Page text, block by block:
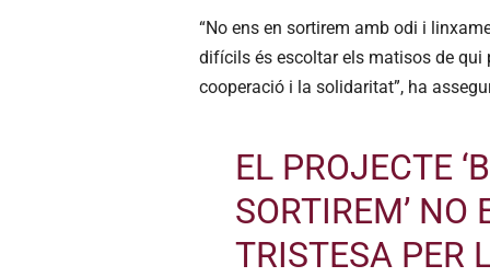
“No ens en sortirem amb odi i
difícils és escoltar els matisos de qui
cooperació i la solidaritat”, ha
EL PROJECTE
SORTIREM’ NO
TRISTESA PER